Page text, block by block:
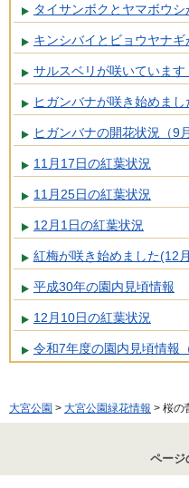
タイサンボクとヤマボウシ
キンシバイとビョウヤナギ
サルスベリが咲いています
ヒガンバナが咲き始めまし
ヒガンバナの開花状況（9
11月17日の紅葉状況
11月25日の紅葉状況
12月1日の紅葉状況
紅梅が咲き始めました(12
平成30年の園内見頃情報
12月10日の紅葉状況
令和7年度の園内見頃情報
大宮公園 > 大宮公園緑花情報 > 桜の
ページ